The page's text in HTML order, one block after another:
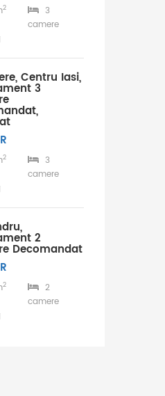
2
3
camere
Centru Iasi,
3
2
3
camere
2
Decomandat
2
2
camere